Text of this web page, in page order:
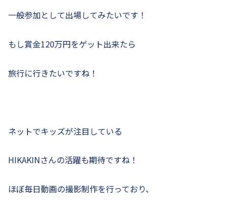
一般参加として出場してみたいです！
もし賞金120万円をゲット出来たら
旅行に行きたいですね！
ネットでキッズが注目している
HIKAKINさんの活躍も期待ですね！
ほぼ毎日動画の撮影制作を行っており、